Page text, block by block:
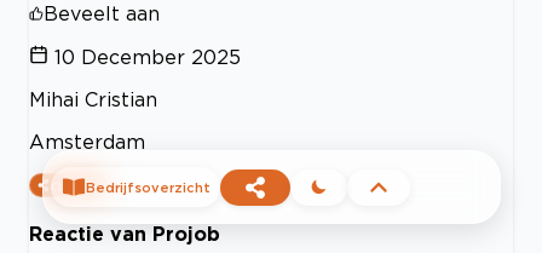
Beveelt aan
10 December 2025
Mihai Cristian
Amsterdam
delen
Reactie van Projob
Bedrijfsoverzicht